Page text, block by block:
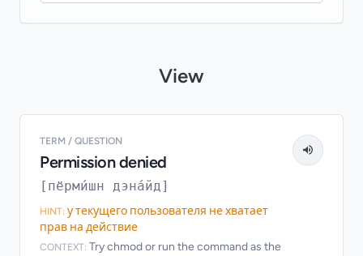
View
TERM / QUESTION
Permission denied
[пёрми́шн дэна́йд]
HINT: у текущего пользователя не хватает
прав на действие
CONTEXT: Try chmod or run the command as the